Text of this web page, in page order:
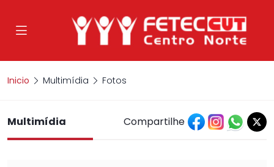
Inicio Multimídia Fotos
Multimídia Compartilhe